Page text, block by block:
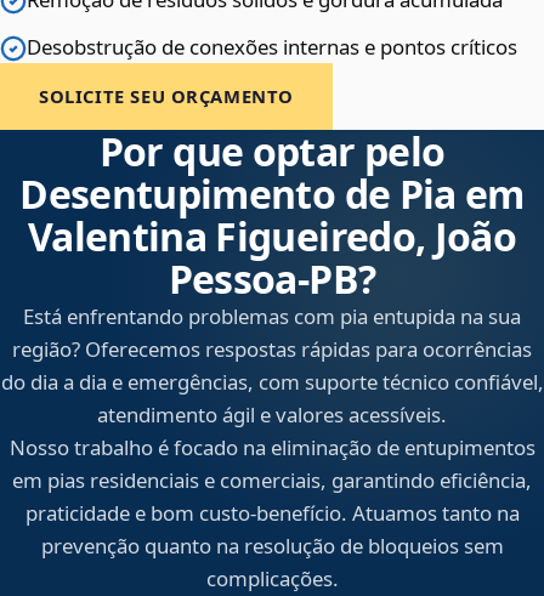
Desobstrução de conexões internas e pontos críticos
SOLICITE SEU ORÇAMENTO
Por que optar pelo
Desentupimento de Pia em
Valentina Figueiredo, João
Pessoa‑PB?
Está enfrentando problemas com pia entupida na sua
região? Oferecemos respostas rápidas para ocorrências
do dia a dia e emergências, com suporte técnico confiável,
atendimento ágil e valores acessíveis.
Nosso trabalho é focado na eliminação de entupimentos
em pias residenciais e comerciais, garantindo eficiência,
praticidade e bom custo-benefício. Atuamos tanto na
prevenção quanto na resolução de bloqueios sem
complicações.